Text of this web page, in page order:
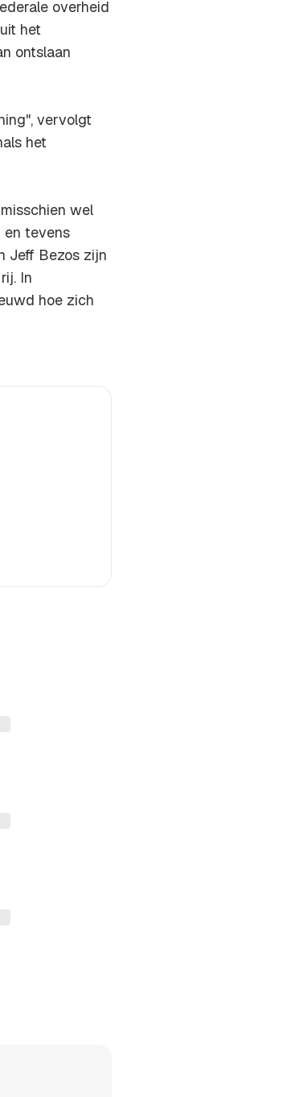
overheid
het
ontslaan
vervolgt
het
wel
en tevens
Jeff Bezos zijn
In
hoe zich